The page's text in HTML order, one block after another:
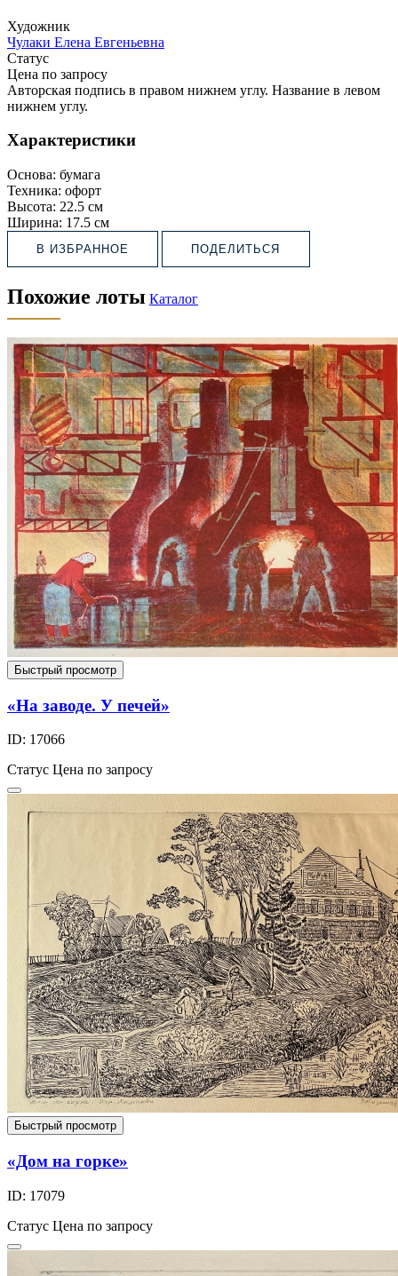
Художник
Чулаки Елена Евгеньевна
Статус
Цена по запросу
Авторская подпись в правом нижнем углу. Название в левом
нижнем углу.
Характеристики
Основа: бумага
Техника: офорт
Высота: 22.5 см
Ширина: 17.5 см
В ИЗБРАННОЕ ПОДЕЛИТЬСЯ
Похожие лоты Каталог
Быстрый просмотр
«На заводе. У печей»
ID: 17066
Статус Цена по запросу
Быстрый просмотр
«Дом на горке»
ID: 17079
Статус Цена по запросу